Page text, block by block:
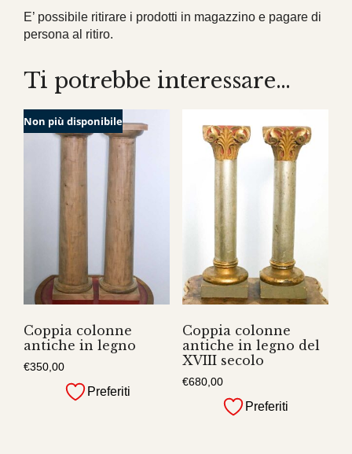
E’ possibile ritirare i prodotti in magazzino e pagare di
persona al ritiro.
Ti potrebbe interessare…
Non più disponibile
Coppia colonne
antiche in legno
€350,00
Preferiti
Coppia colonne
antiche in legno del
XVIII secolo
€680,00
Preferiti